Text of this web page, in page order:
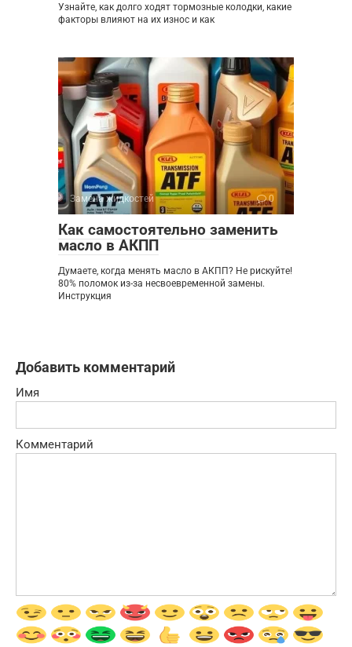
Узнайте, как долго ходят тормозные колодки, какие
факторы влияют на их износ и как
Замена жидкостей 0
Как самостоятельно заменить
масло в АКПП
Думаете, когда менять масло в АКПП? Не рискуйте!
80% поломок из-за несвоевременной замены.
Инструкция
Добавить комментарий
Имя
Комментарий